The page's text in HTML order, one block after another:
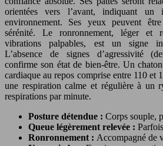
orientées vers l’avant, indiquant
environnement. Ses yeux peuvent
sérénité. Le ronronnement, léger et
vibrations palpables, est un signe
L’absence de signes d’agressivité
confirme son état de bien-être. Un
cardiaque au repos comprise entre 110 et
une respiration calme et régulière à un
respirations par minute.
Posture détendue : Corps souple,
Queue légèrement relevée :
Ronronnement : Accompagné de